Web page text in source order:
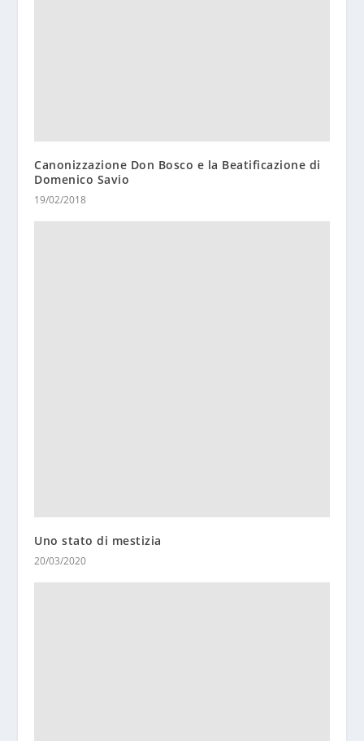
Canonizzazione Don Bosco e la Beatificazione di
Domenico Savio
19/02/2018
Uno stato di mestizia
20/03/2020